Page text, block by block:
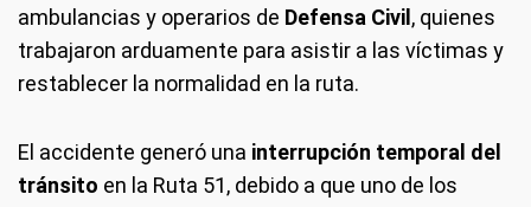
ambulancias y operarios de Defensa Civil , quienes
trabajaron arduamente para asistir a las víctimas y
restablecer la normalidad en la ruta.
El accidente generó una interrupción temporal del
tránsito en la Ruta 51, debido a que uno de los